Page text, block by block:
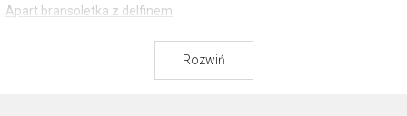
Apart bransoletka z delfinem
Rozwiń